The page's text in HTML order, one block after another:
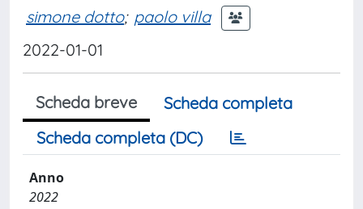
simone dotto; paolo villa
2022-01-01
Scheda breve
Scheda completa
Scheda completa (DC)
Anno
2022